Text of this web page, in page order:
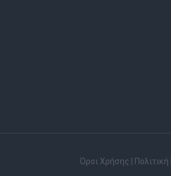
Όροι Χρήσης